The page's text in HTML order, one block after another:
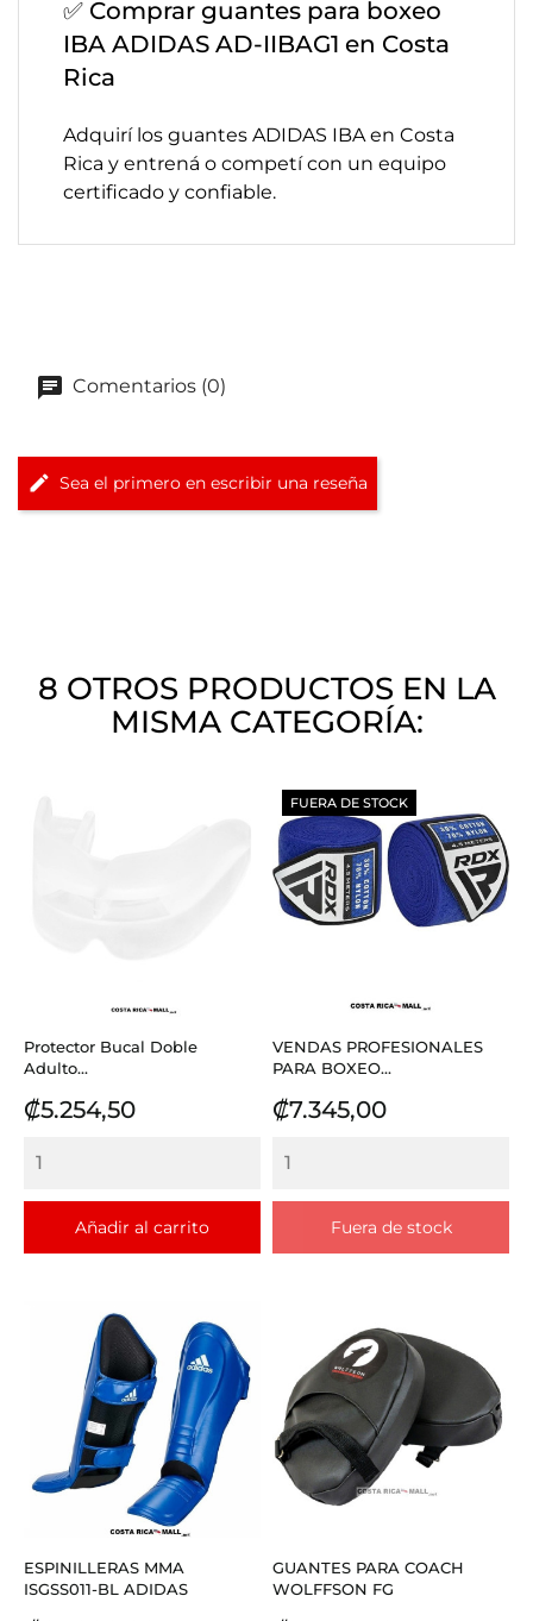
✅ Comprar guantes para boxeo
IBA ADIDAS AD-IIBAG1 en Costa
Rica
Adquirí los guantes ADIDAS IBA en Costa
Rica y entrená o competí con un equipo
certificado y confiable.
Comentarios (0)
Sea el primero en escribir una reseña
8 OTROS PRODUCTOS EN LA
MISMA CATEGORÍA:
Protector Bucal Doble
Adulto...
Precio
₡5.254,50
Añadir al carrito
VENDAS PROFESIONALES
PARA BOXEO...
Precio
₡7.345,00
Fuera de stock
FUERA DE STOCK
ESPINILLERAS MMA
ISGSS011-BL ADIDAS
GUANTES PARA COACH
WOLFFSON FG